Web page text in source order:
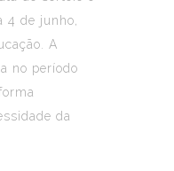
4 de junho,
A
no período
da